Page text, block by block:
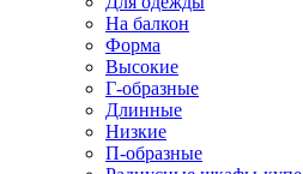
На балкон
Форма
Высокие
Г-образные
Длинные
Низкие
П-образные